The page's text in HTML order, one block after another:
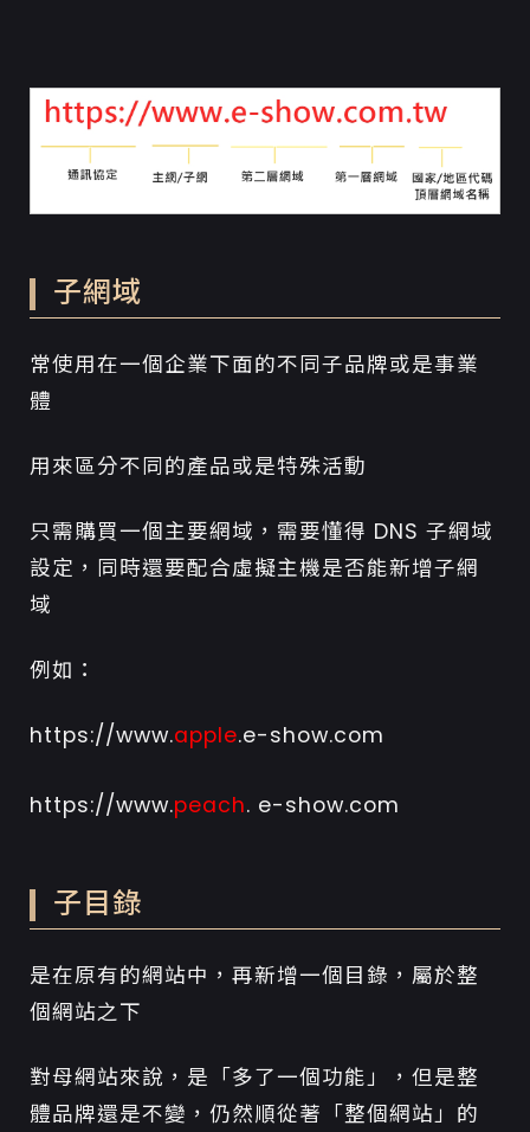
子網域
常使用在一個企業下面的不同子品牌或是事業
體
用來區分不同的產品或是特殊活動
只需購買一個主要網域，需要懂得 DNS 子網域
設定，同時還要配合虛擬主機是否能新增子網
域
例如：
https://www.apple.e-show.com
https://www.peach. e-show.com
子目錄
是在原有的網站中，再新增一個目錄，屬於整
個網站之下
對母網站來說，是「多了一個功能」，但是整
體品牌還是不變，仍然順從著「整個網站」的